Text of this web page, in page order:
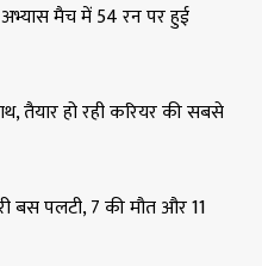
अभ्यास मैच में 54 रन पर हुई
तैयार हो रही करियर की सबसे
बस पलटी, 7 की मौत और 11